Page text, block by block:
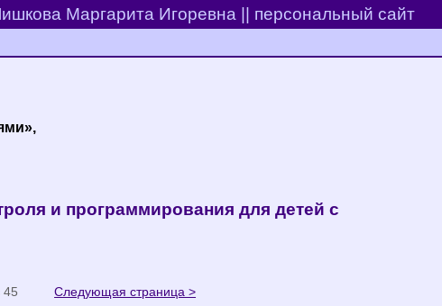
Маргарита Игоревна || персональный сайт
и программирования для детей с
45Следующая страница >